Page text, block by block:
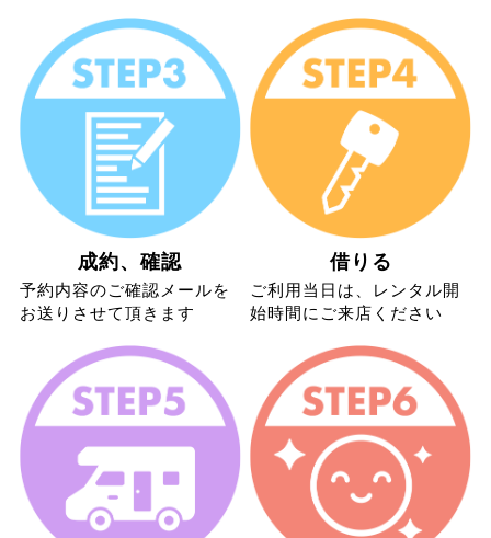
成約、確認
予約内容のご確認メールを
お送りさせて頂きます
借りる
ご利用当日は、レンタル開
始時間にご来店ください